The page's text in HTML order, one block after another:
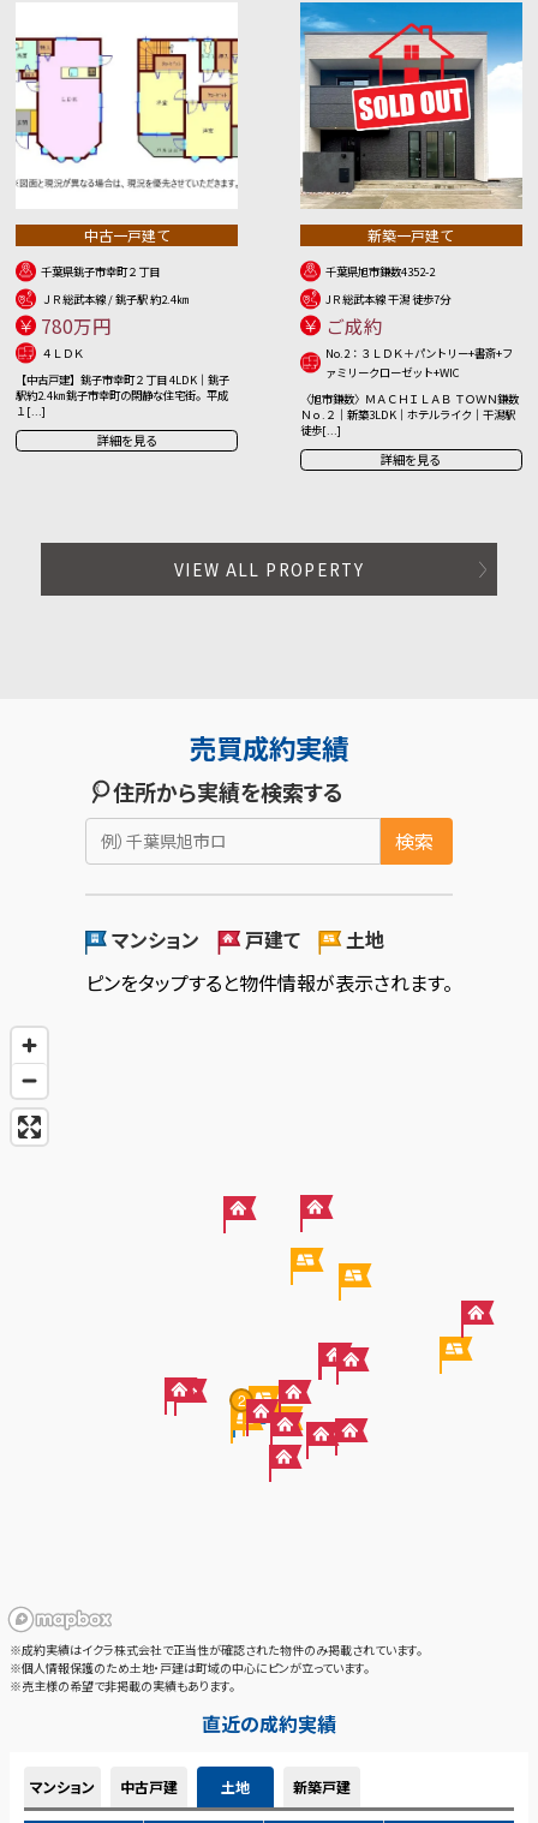
中古一戸建て
千葉県銚子市幸町２丁目
ＪＲ総武本線 / 銚子駅 約2.4㎞
780万円
４ＬＤＫ
【中古戸建】銚子市幸町２丁目 4LDK｜銚子
駅約2.4㎞ 銚子市幸町の閑静な住宅街。平成
１[...]
詳細を見る
新築一戸建て
千葉県旭市鎌数4352-2
JＲ総武本線 干潟 徒歩7分
ご成約
No.2：３ＬＤＫ＋パントリー+書斎+フ
ァミリークローゼット+WIC
〈旭市鎌数〉ＭＡＣＨＩＬＡＢ ＴＯＷＮ鎌数
Ｎｏ.２｜新築3LDK｜ホテルライク｜干潟駅
徒歩[...]
詳細を見る
VIEW ALL PROPERTY